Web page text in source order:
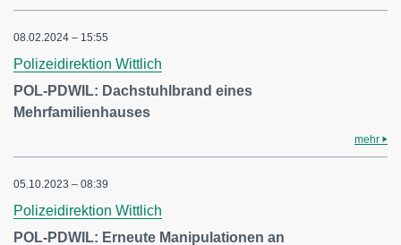
08.02.2024 – 15:55
Polizeidirektion Wittlich
POL-PDWIL: Dachstuhlbrand eines
Mehrfamilienhauses
mehr
05.10.2023 – 08:39
Polizeidirektion Wittlich
POL-PDWIL: Erneute Manipulationen an